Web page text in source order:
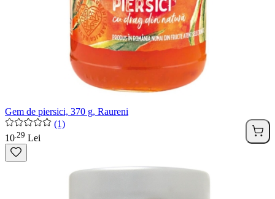
Gem de piersici, 370 g, Raureni
(1)
10 29 Lei